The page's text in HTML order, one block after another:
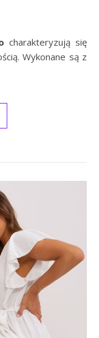
charakteryzują się
Wykonane są z